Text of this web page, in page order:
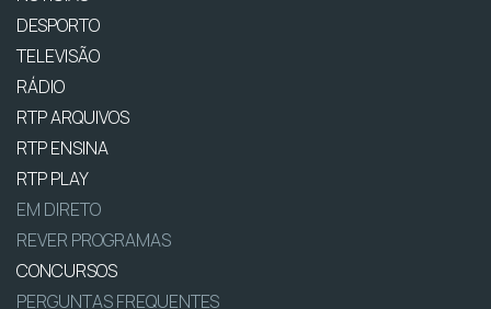
DESPORTO
TELEVISÃO
RÁDIO
RTP ARQUIVOS
RTP ENSINA
RTP PLAY
EM DIRETO
REVER PROGRAMAS
CONCURSOS
PERGUNTAS FREQUENTES